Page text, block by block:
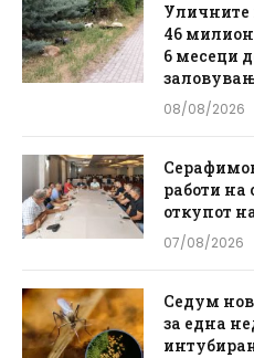
Уличните
46
6 месеци
08/08/2026
работи на
откупот
07/08/2026
Седум
за една